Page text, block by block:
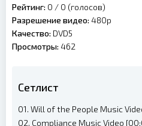
Рейтинг: 0 / 0 (голосов)
Разрешение видео: 480p
Качество: DVD5
Просмотры: 462
Сетлист
01. Will of the People Music
02. Compliance Music Video